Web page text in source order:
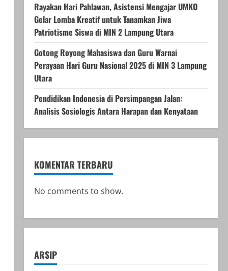
Rayakan Hari Pahlawan, Asistensi Mengajar UMKO
Gelar Lomba Kreatif untuk Tanamkan Jiwa
Patriotisme Siswa di MIN 2 Lampung Utara
Gotong Royong Mahasiswa dan Guru Warnai
Perayaan Hari Guru Nasional 2025 di MIN 3 Lampung
Utara
Pendidikan Indonesia di Persimpangan Jalan:
Analisis Sosiologis Antara Harapan dan Kenyataan
KOMENTAR TERBARU
No comments to show.
ARSIP